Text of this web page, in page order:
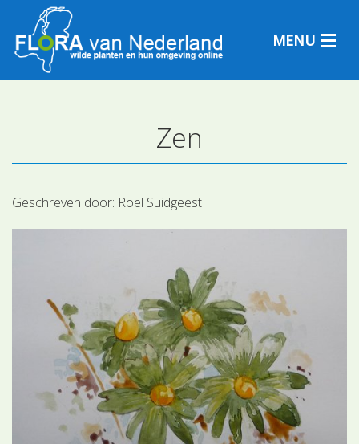
MENU
Plantengemeenschappen
Determineren
Zen
Geschreven door: Roel Suidgeest